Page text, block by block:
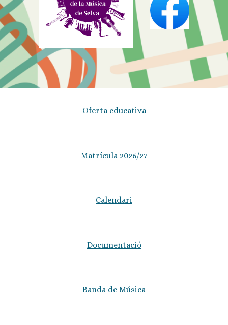
Oferta educativa
Matrícula 2026/27
Calendari
Documentació
Banda de Música